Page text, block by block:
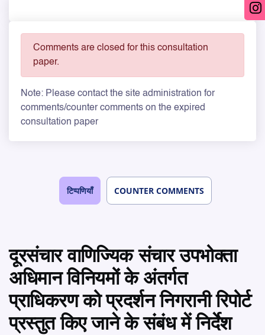
Comments are closed for this consultation
paper.
Note: Please contact the site administration for
comments/counter comments on the expired
consultation paper
टिप्पणियाँ COUNTER COMMENTS
दूरसंचार वाणिज्यिक संचार उपभोक्ता
अधिमान विनियमों के अंतर्गत
प्राधिकरण को प्रदर्शन निगरानी रिपोर्ट
प्रस्तुत किए जाने के संबंध में निर्देश